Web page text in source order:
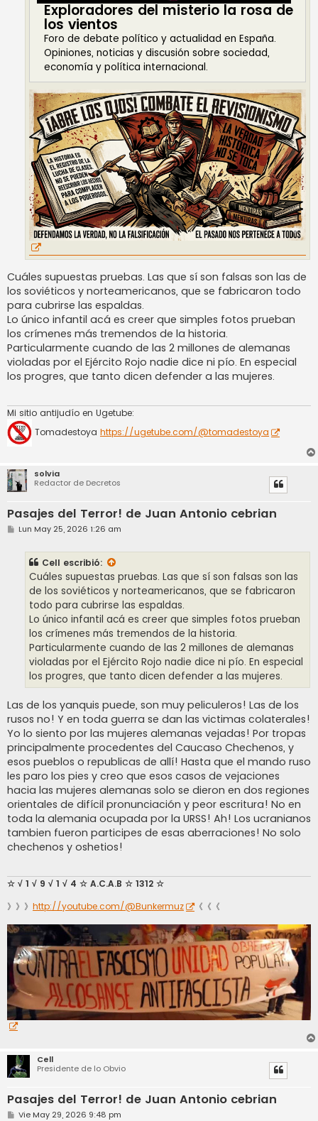
Exploradores del misterio la rosa de
los vientos
Foro de debate político y actualidad en España.
Opiniones, noticias y discusión sobre sociedad,
economía y política internacional.
Cuáles supuestas pruebas. Las que sí son falsas son las de
los soviéticos y norteamericanos, que se fabricaron todo
para cubrirse las espaldas.
Lo único infantil acá es creer que simples fotos prueban
los crímenes más tremendos de la historia.
Particularmente cuando de las 2 millones de alemanas
violadas por el Ejército Rojo nadie dice ni pío. En especial
los progres, que tanto dicen defender a las mujeres.
Mi sitio antijudío en Ugetube:
Tomadestoya https://ugetube.com/@tomadestoya
solvia
Redactor de Decretos
Pasajes del Terror! de Juan Antonio cebrian
MLun May 25, 2026 1:26 am
Cell escribió:
Cuáles supuestas pruebas. Las que sí son falsas son las
de los soviéticos y norteamericanos, que se fabricaron
todo para cubrirse las espaldas.
Lo único infantil acá es creer que simples fotos prueban
los crímenes más tremendos de la historia.
Particularmente cuando de las 2 millones de alemanas
violadas por el Ejército Rojo nadie dice ni pío. En especial
los progres, que tanto dicen defender a las mujeres.
Las de los yanquis puede, son muy peliculeros! Las de los
rusos no! Y en toda guerra se dan las victimas colaterales!
Yo lo siento por las mujeres alemanas vejadas! Por tropas
principalmente procedentes del Caucaso Chechenos, y
esos pueblos o republicas de allí! Hasta que el mando ruso
les paro los pies y creo que esos casos de vejaciones
hacia las mujeres alemanas solo se dieron en dos regiones
orientales de difícil pronunciación y peor escritura! No en
toda la alemania ocupada por la URSS! Ah! Los ucranianos
tambien fueron participes de esas aberraciones! No solo
chechenos y oshetios!
☆ √ 1 √ 9 √ 1 √ 4 ☆ A.C.A.B ☆ 1312 ☆
》》》 http://youtube.com/@Bunkermuz 《《《
Cell
Presidente de lo Obvio
Pasajes del Terror! de Juan Antonio cebrian
M
Vie May 29, 2026 9:48 pm